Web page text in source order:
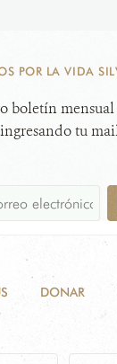
POR LA VIDA
boletín
ingresando tu
DONAR